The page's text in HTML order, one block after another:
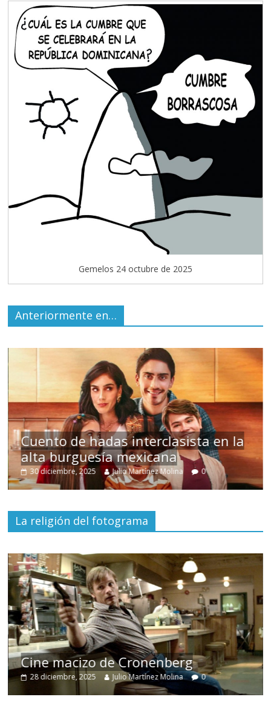
Gemelos 24 octubre de 2025
Anteriormente en…
Cuento de hadas interclasista en la
alta burguesía mexicana
30 diciembre, 2025 Julio Martínez Molina 0
La religión del fotograma
Cine macizo de Cronenberg
28 diciembre, 2025 Julio Martínez Molina 0